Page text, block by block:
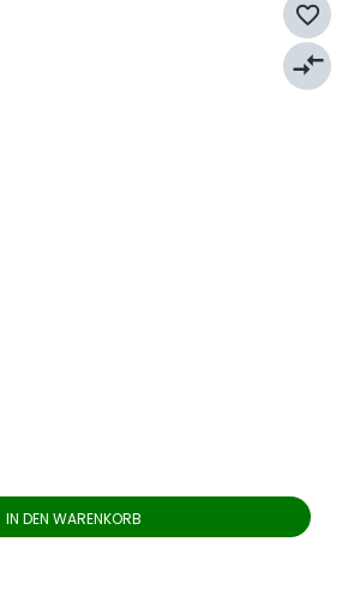
IN DEN WARENKORB
favorite_border
compare_arrows